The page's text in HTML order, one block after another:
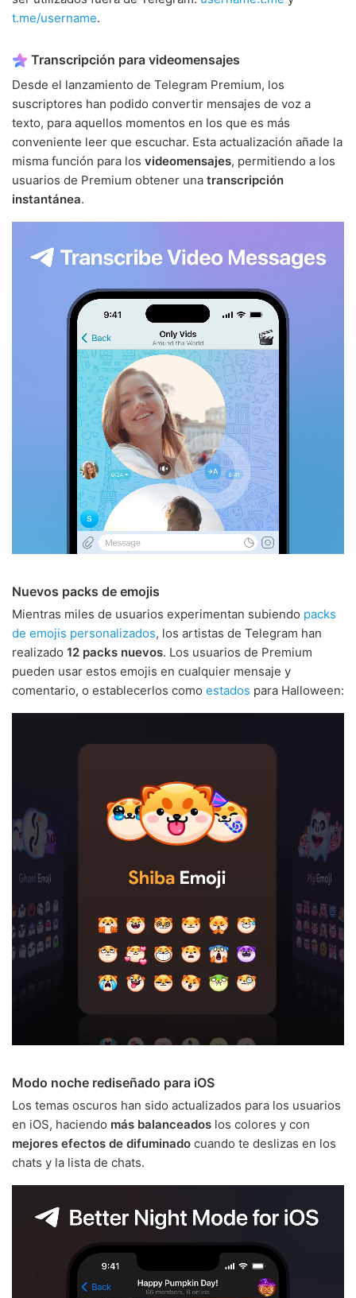
t.me/username.
Transcripción para videomensajes
Desde el lanzamiento de Telegram Premium, los
suscriptores han podido convertir mensajes de voz a
texto, para aquellos momentos en los que es más
conveniente leer que escuchar. Esta actualización añade la
misma función para los videomensajes, permitiendo a los
usuarios de Premium obtener una transcripción
instantánea.
Nuevos packs de emojis
Mientras miles de usuarios experimentan subiendo packs
de emojis personalizados, los artistas de Telegram han
realizado 12 packs nuevos. Los usuarios de Premium
pueden usar estos emojis en cualquier mensaje y
comentario, o establecerlos como estados para Halloween:
Modo noche rediseñado para iOS
Los temas oscuros han sido actualizados para los usuarios
en iOS, haciendo más balanceados los colores y con
mejores efectos de difuminado cuando te deslizas en los
chats y la lista de chats.